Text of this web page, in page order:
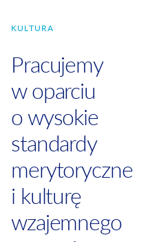
KULTURA
Pracujemy
w oparciu
o wysokie
standardy
merytoryczne
i kulturę
wzajemnego